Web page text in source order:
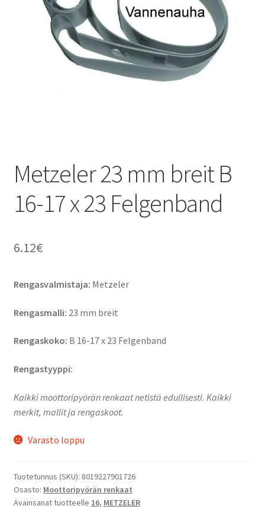
Metzeler 23 mm breit B
16-17 x 23 Felgenband
6.12€
Rengasvalmistaja: Metzeler
Rengasmalli: 23 mm breit
Rengaskoko: B 16-17 x 23 Felgenband
Rengastyyppi:
Kaikki moottoripyörän renkaat netistä edullisesti. Kaikki
merkit, mallit ja rengaskoot.
Varasto loppu
Tuotetunnus (SKU): 8019227901726
Osasto: Moottoripyörän renkaat
Avainsanat tuotteelle 16, METZELER